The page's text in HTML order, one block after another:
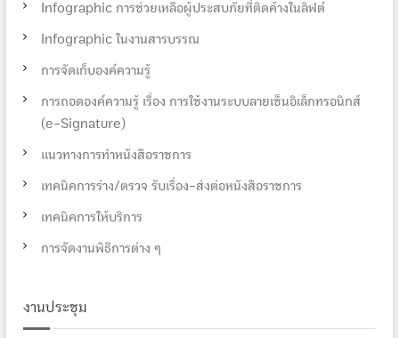
Infographic การช่วยเหลือผู้ประสบภัยที่ติดค้างในลิฟต์
Infographic ในงานสารบรรณ
การจัดเก็บองค์ความรู้
การถอดองค์ความรู้ เรื่อง การใช้งานระบบลายเซ็นอิเล็กทรอนิกส์
(e-Signature)
แนวทางการทำหนังสือราชการ
เทคนิคการร่าง/ตรวจ รับเรื่อง-ส่งต่อหนังสือราชการ
เทคนิคการให้บริการ
การจัดงานพิธีการต่าง ๆ
งานประชุม